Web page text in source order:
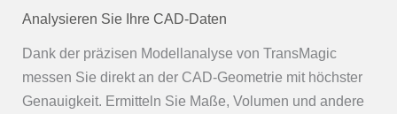
Analysieren Sie Ihre CAD-Daten
Dank der präzisen Modellanalyse von TransMagic
messen Sie direkt an der CAD-Geometrie mit höchster
Genauigkeit. Ermitteln Sie Maße, Volumen und andere